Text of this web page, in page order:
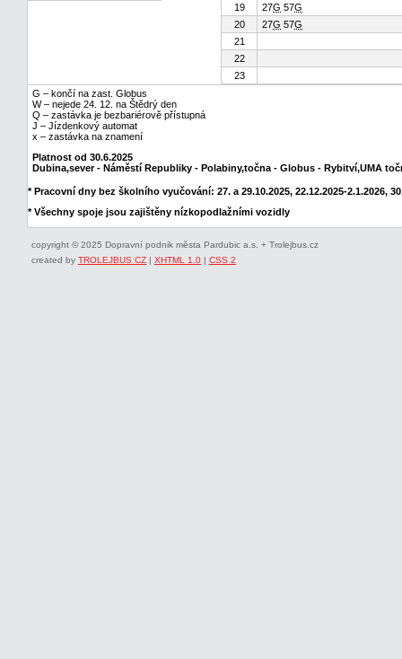
19
27G 57G
20
27G 57G
21
22
23
G – končí na zast. Globus
W – nejede 24. 12. na Štědrý den
Q – zastávka je bezbariérově přístupná
J – Jízdenkový automat
x – zastávka na znamení
Platnost od 30.6.2025
Dubina,sever - Náměstí Republiky - Polabiny,točna - Globus - Rybitví,UMA
* Pracovní dny bez školního vyučování: 27. a 29.10.2025, 22.12.2025-2.1.2026,
* Všechny spoje jsou zajištěny nízkopodlažními vozidly
copyright © 2025 Dopravní podnik města Pardubic a.s. + Trolejbus.cz
created by TROLEJBUS CZ | XHTML 1.0 | CSS 2